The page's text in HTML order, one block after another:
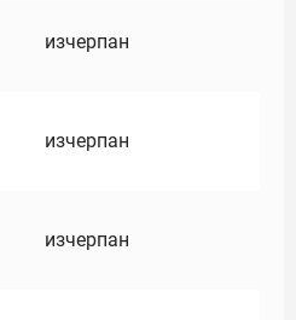
изчерпан
изчерпан
изчерпан